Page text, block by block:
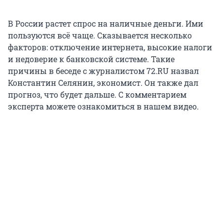
В России растет спрос на наличные деньги. Ими
пользуются всё чаще. Сказывается несколько
факторов: отключение интернета, высокие налоги
и недоверие к банковской системе. Такие
причины в беседе с журналистом 72.RU назвал
Константин Селянин, экономист. Он также дал
прогноз, что будет дальше. С комментарием
эксперта можете ознакомиться в нашем видео.